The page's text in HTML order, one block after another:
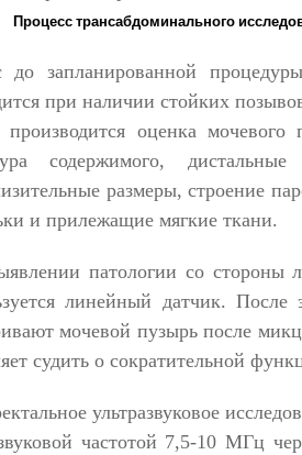
Процесс трансабдоминального
до запланированной
при наличии стойких
производится оценка
содержимого,
размеры, строение
и прилежащие мягкие ткани.
патологии со стороны
линейный датчик.
мочевой пузырь после
судить о сократительной
ультразвуковое
частотой 7,5-10 МГц